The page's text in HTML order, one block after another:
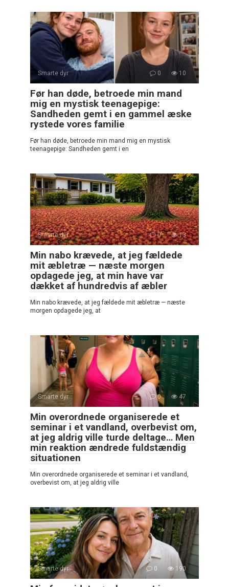
Smarte dyr 0 10
Før han døde, betroede min mand
mig en mystisk teenagepige:
Sandheden gemt i en gammel æske
rystede vores familie
Før han døde, betroede min mand mig en mystisk
teenagepige: Sandheden gemt i en
Smarte dyr 0 13
Min nabo krævede, at jeg fældede
mit æbletræ — næste morgen
opdagede jeg, at min have var
dækket af hundredvis af æbler
Min nabo krævede, at jeg fældede mit æbletræ — næste
morgen opdagede jeg, at
Smarte dyr 0 47
Min overordnede organiserede et
seminar i et vandland, overbevist om,
at jeg aldrig ville turde deltage… Men
min reaktion ændrede fuldstændig
situationen
Min overordnede organiserede et seminar i et vandland,
overbevist om, at jeg aldrig ville
Smarte dyr 0 190